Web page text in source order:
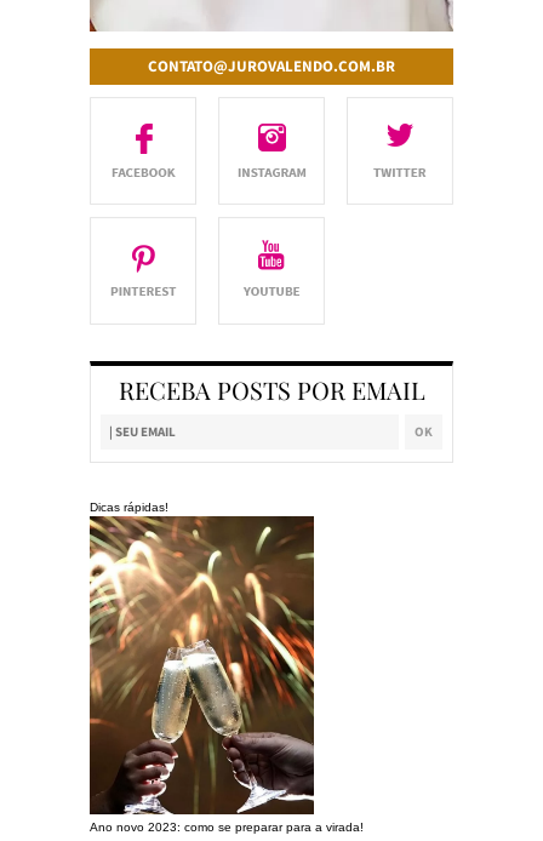
CONTATO@JUROVALENDO.COM.BR
RECEBA POSTS POR EMAIL
Dicas rápidas!
Ano novo 2023: como se preparar para a virada!